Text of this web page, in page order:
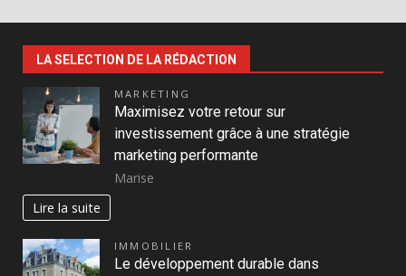
LA SELECTION DE LA RÉDACTION
MARKETING
Maximisez votre retour sur
investissement grâce à une stratégie
marketing performante
Marise
Lire la suite
IMMOBILIER
Le développement durable dans